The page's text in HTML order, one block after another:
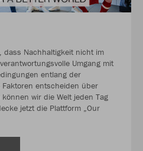
dass Nachhaltigkeit nicht im
Umgang mit
entlang der
entscheiden über
wir die Welt jeden Tag
jetzt die Plattform „Our